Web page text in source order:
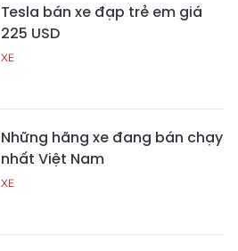
Tesla bán xe đạp trẻ em giá
225 USD
XE
Những hãng xe đang bán chạy
nhất Việt Nam
XE